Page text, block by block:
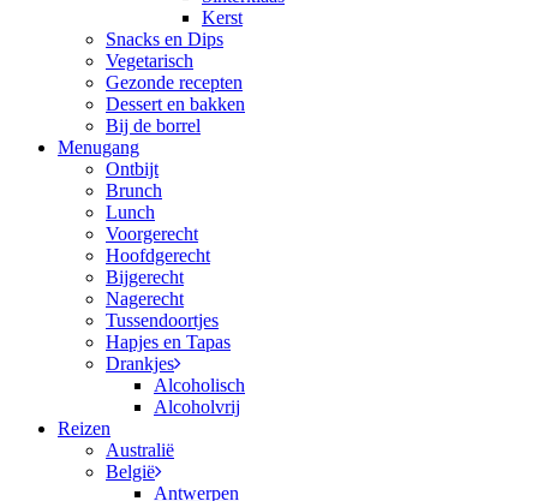
Kerst
Snacks en Dips
Vegetarisch
Gezonde recepten
Dessert en bakken
Bij de borrel
Menugang
Ontbijt
Brunch
Lunch
Voorgerecht
Hoofdgerecht
Bijgerecht
Nagerecht
Tussendoortjes
Hapjes en Tapas
Drankjes
Alcoholisch
Alcoholvrij
Reizen
Australië
België
Antwerpen